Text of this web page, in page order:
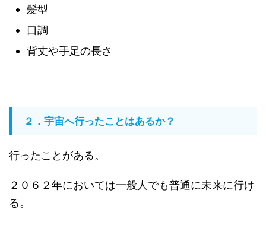
髪型
口調
背丈や手足の長さ
２．宇宙へ行ったことはあるか？
行ったことがある。
２０６２年においては一般人でも普通に未来に行け
る。